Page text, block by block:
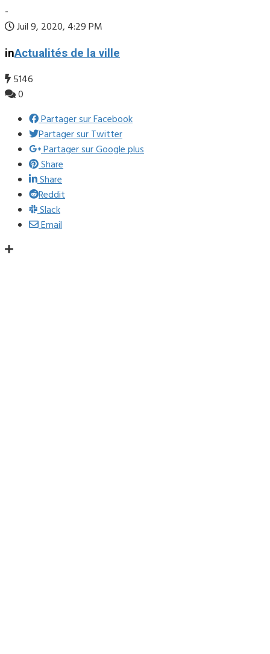
-
Juil 9, 2020, 4:29 PM
inActualités de la ville
5146
0
Partager sur Facebook
Partager sur Twitter
Partager sur Google plus
Share
Share
Reddit
Slack
Email